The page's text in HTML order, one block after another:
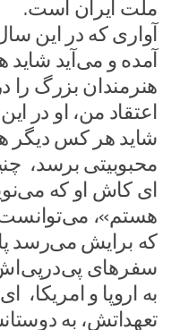
ملت ایران است.
آواری که در این
آمده و می‌آید شاید
هنرمندان بزرگ را
اعتقاد من، او در
شاید هر کس دیگر
محبوبیتی برسد،
ای کاش او که
هستم»، می‌توانست
که برایش می‌رسد
سفر‌های
به اروپا و
تعهداتش، به